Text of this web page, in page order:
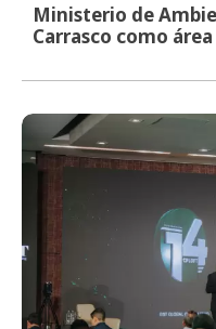
Ministerio de
Carrasco como